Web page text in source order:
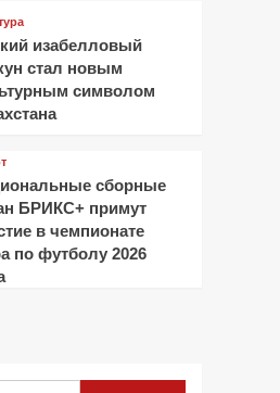
изабелловый
стал новым
символом
сборные
БРИКС+ примут
в чемпионате
по футболу 2026